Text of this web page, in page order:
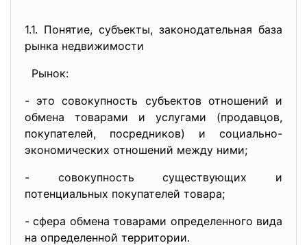
1.1. Понятие, субъекты, законодательная база
рынка недвижимости
Рынок:
- это совокупность субъектов отношений и
обмена товарами и услугами (продавцов,
покупателей, посредников) и социально-
экономических отношений между ними;
- совокупность существующих и
потенциальных покупателей товара;
- сфера обмена товарами определенного вида
на определенной территории.